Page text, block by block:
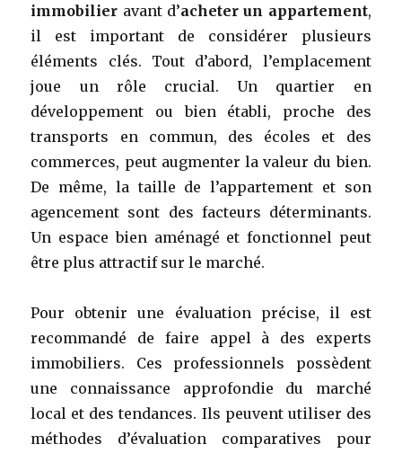
immobilier avant d’acheter un appartement,
il est important de considérer plusieurs
éléments clés. Tout d’abord, l’emplacement
joue un rôle crucial. Un quartier en
développement ou bien établi, proche des
transports en commun, des écoles et des
commerces, peut augmenter la valeur du bien.
De même, la taille de l’appartement et son
agencement sont des facteurs déterminants.
Un espace bien aménagé et fonctionnel peut
être plus attractif sur le marché.
Pour obtenir une évaluation précise, il est
recommandé de faire appel à des experts
immobiliers. Ces professionnels possèdent
une connaissance approfondie du marché
local et des tendances. Ils peuvent utiliser des
méthodes d’évaluation comparatives pour